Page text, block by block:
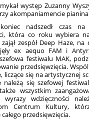
występ Zuzanny
akompaniamencie
nadszedł czas na
która co roku wybiera
zespół Deep Haze,
ex aequo FAM i
festiwalu MAK,
przedsięwzięcia.
liczące się na artystycznej
należą się szefowej
wszystkim
wyrazy wdzięczności
Centrum Kultury,
przedsięwzięcia.